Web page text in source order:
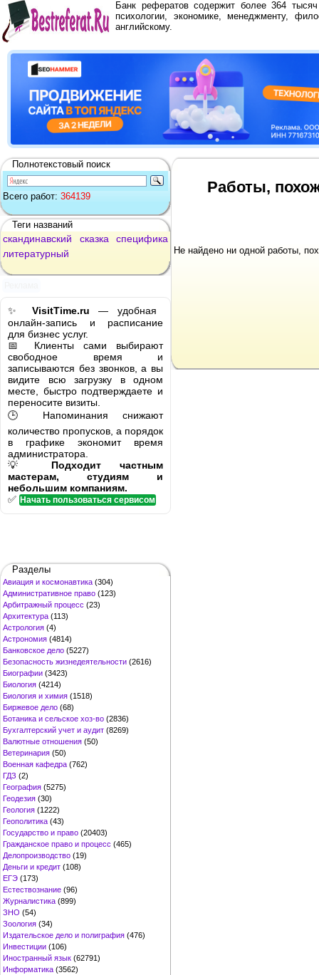
Банк рефератов содержит более 364
психологии, экономике, менеджменту,
английскому.
Полнотекстовый поиск
Всего работ: 364139
Теги названий
скандинавский сказка
специфика
литературный
✨ VisitTime.ru — удобная
онлайн-запись и расписание
для бизнес услуг.
📅 Клиенты сами выбирают
свободное время и
записываются без звонков, а вы
видите всю загрузку в одном
месте, быстро подтверждаете и
переносите визиты.
🕒 Напоминания снижают
количество пропусков, а порядок
в графике экономит время
администратора.
💡 Подходит частным
мастерам, студиям и
небольшим компаниям.
✅ Начать пользоваться сервисом
Разделы
Авиация и космонавтика (304)
Административное право (123)
Арбитражный процесс (23)
Архитектура (113)
Астрология (4)
Астрономия (4814)
Банковское дело (5227)
Безопасность жизнедеятельности (2616)
Биографии (3423)
Биология (4214)
Биология и химия (1518)
Биржевое дело (68)
Ботаника и сельское хоз-во (2836)
Бухгалтерский учет и аудит (8269)
Валютные отношения (50)
Ветеринария (50)
Военная кафедра (762)
ГДЗ (2)
География (5275)
Геодезия (30)
Геология (1222)
Геополитика (43)
Государство и право (20403)
Гражданское право и процесс (465)
Делопроизводство (19)
Деньги и кредит (108)
ЕГЭ (173)
Естествознание (96)
Журналистика (899)
ЗНО (54)
Зоология (34)
Издательское дело и полиграфия (476)
Инвестиции (106)
Иностранный язык (62791)
Информатика (3562)
Работы,
Не найдено ни одной работы,